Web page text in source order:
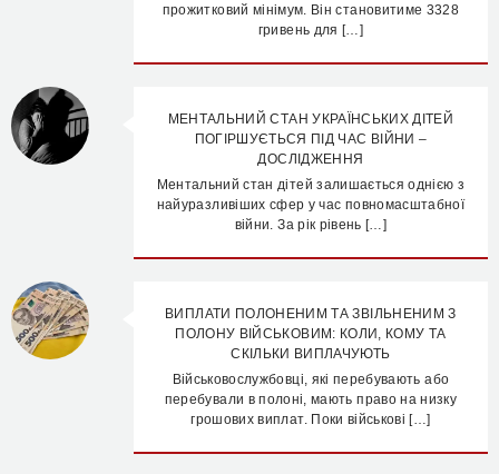
прожитковий мінімум. Він становитиме 3328
гривень для […]
МЕНТАЛЬНИЙ СТАН УКРАЇНСЬКИХ ДІТЕЙ
ПОГІРШУЄТЬСЯ ПІД ЧАС ВІЙНИ –
ДОСЛІДЖЕННЯ
Ментальний стан дітей залишається однією з
найуразливіших сфер у час повномасштабної
війни. За рік рівень […]
ВИПЛАТИ ПОЛОНЕНИМ ТА ЗВІЛЬНЕНИМ З
ПОЛОНУ ВІЙСЬКОВИМ: КОЛИ, КОМУ ТА
СКІЛЬКИ ВИПЛАЧУЮТЬ
Військовослужбовці, які перебувають або
перебували в полоні, мають право на низку
грошових виплат. Поки військові […]